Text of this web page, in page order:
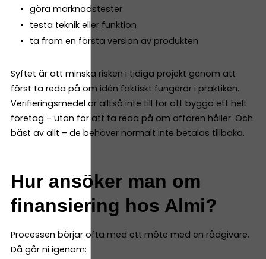
göra marknadstester
testa teknik eller funktion
ta fram en första version av produkten
Syftet är att minska risken i tidiga projekt genom att
först ta reda på om idén faktiskt fungerar i praktiken.
Verifieringsmedel är alltså inte till för att bygga ett helt
företag – utan för att ta reda på om affären håller. Och
bäst av allt – de behöver normalt inte betalas tillbaka.
Hur ansöker man om
finansiering hos Almi?
Processen börjar ofta med ett möte med en rådgivare.
Då går ni igenom: